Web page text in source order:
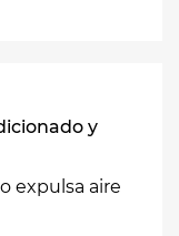
y
expulsa aire